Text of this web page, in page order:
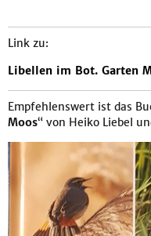
Link zu:
Libellen im Bot. Garten
Empfehlenswert ist das
Moos“ von Heiko Liebel